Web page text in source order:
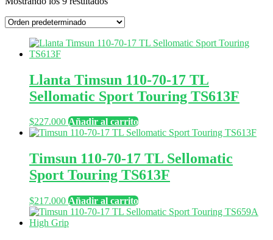
Llanta Timsun 110-70-17 TL
Sellomatic Sport Touring TS613F
$227.000 Añadir al carrito
Timsun 110-70-17 TL Sellomatic
Sport Touring TS613F
$217.000 Añadir al carrito